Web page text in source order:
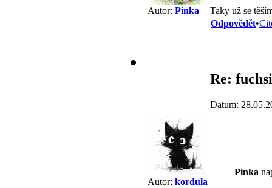
Autor: Pinka
Taky už se
Odpovědět•
Autor: kordula
Re:
Datum:
Pinka